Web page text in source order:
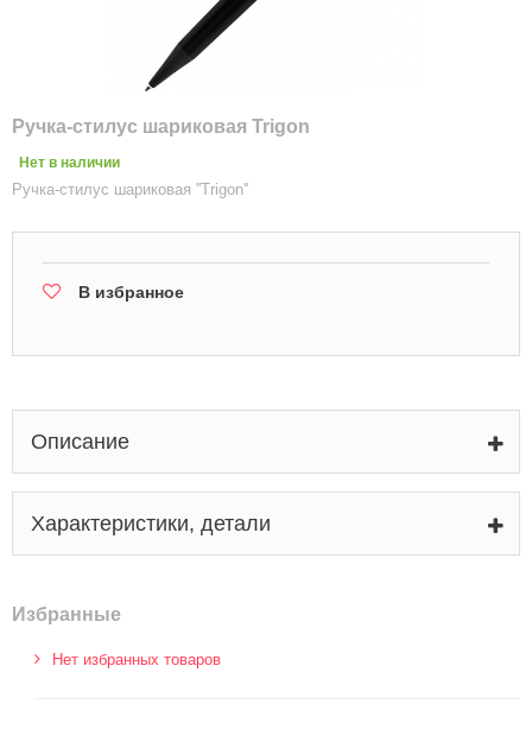
Ручка-стилус шариковая Trigon
Нет в наличии
Ручка-стилус шариковая ''Trigon''
В избранное
Описание
Характеристики, детали
Избранные
Нет избранных товаров